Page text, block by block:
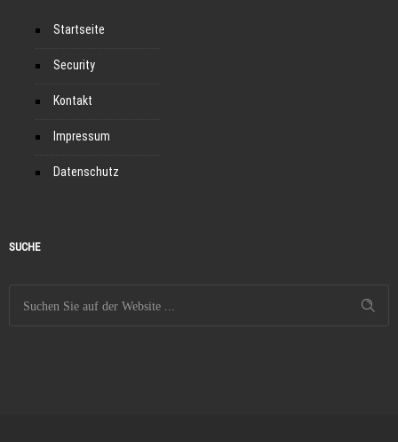
Startseite
Security
Kontakt
Impressum
Datenschutz
SUCHE